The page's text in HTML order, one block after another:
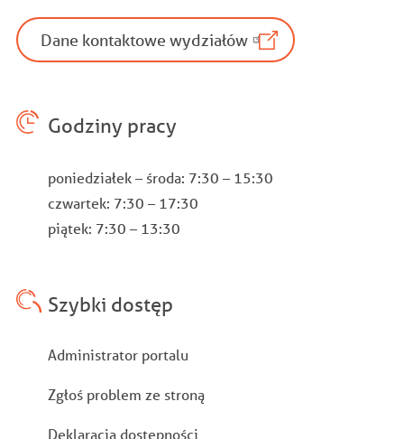
Dane kontaktowe wydziałów
Godziny pracy
poniedziałek – środa: 7:30 – 15:30
czwartek: 7:30 – 17:30
piątek: 7:30 – 13:30
Szybki dostęp
Stopka
Administrator portalu
Zgłoś problem ze stroną
Deklaracja dostępności